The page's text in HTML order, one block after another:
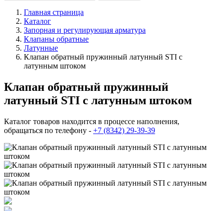
Главная страница
Каталог
Запорная и регулирующая арматура
Клапаны обратные
Латунные
Клапан обратный пружинный латунный STI с
латунным штоком
Клапан обратный пружинный
латунный STI с латунным штоком
Каталог товаров находится в процессе наполнения,
обращаться по телефону - +7 (8342) 29-39-39